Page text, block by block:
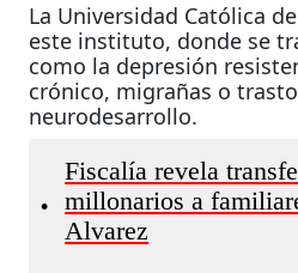
La Universidad Católica
este instituto, donde se
como la depresión
crónico, migrañas o
neurodesarrollo.
•
Fiscalía revela
millonarios a
Alvarez